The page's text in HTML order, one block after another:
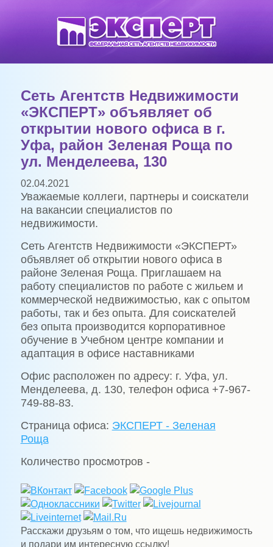
Сеть Агентств Недвижимости
«ЭКСПЕРТ» объявляет об
открытии нового офиса в г.
Уфа, район Зеленая Роща по
ул. Менделеева, 130
02.04.2021
Уважаемые коллеги, партнеры и соискатели
на вакансии специалистов по
недвижимости.
Сеть Агентств Недвижимости «ЭКСПЕРТ»
объявляет об открытии нового офиса в
районе Зеленая Роща. Приглашаем на
работу специалистов по работе с жильем и
коммерческой недвижимостью, как с опытом
работы, так и без опыта. Для соискателей
без опыта производится корпоративное
обучение в Учебном центре компании и
адаптация в офисе наставниками
Офис расположен по адресу: г. Уфа, ул.
Менделеева, д. 130, телефон офиса +7-967-
749-88-83.
Страница офиса: ЭКСПЕРТ - Зеленая
Роща
Количество просмотров -
Расскажи друзьям о том, что ищешь недвижимость
и подари им интересную ссылку!